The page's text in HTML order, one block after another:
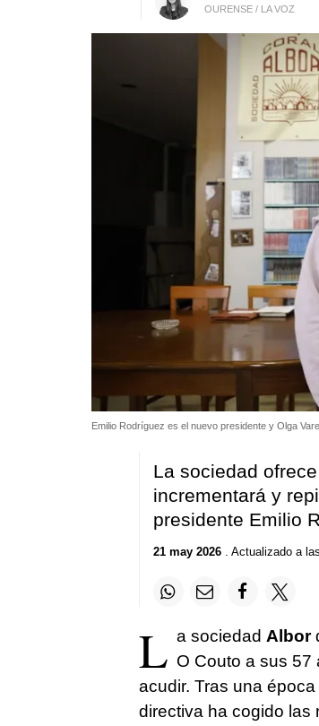
OURENSE / LA VOZ
Emilio Rodríguez es el nuevo presidente y Olga
La sociedad
incrementará y
presidente Emilio
21 may 2026. Actualizado a
L a sociedad Albor
O Couto a sus 57
acudir. Tras una
directiva ha cogido las